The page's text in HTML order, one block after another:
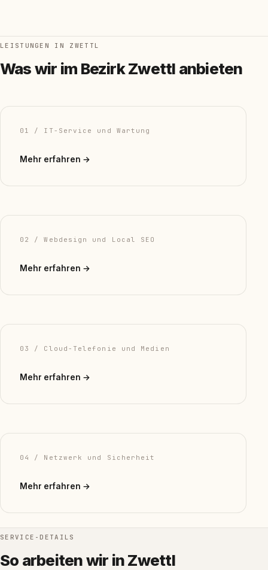
LEISTUNGEN IN ZWETTL
Was wir im Bezirk Zwettl anbieten
01 / IT-Service und Wartung
Mehr erfahren →
02 / Webdesign und Local SEO
Mehr erfahren →
03 / Cloud-Telefonie und Medien
Mehr erfahren →
04 / Netzwerk und Sicherheit
Mehr erfahren →
SERVICE-DETAILS
So arbeiten wir in Zwettl